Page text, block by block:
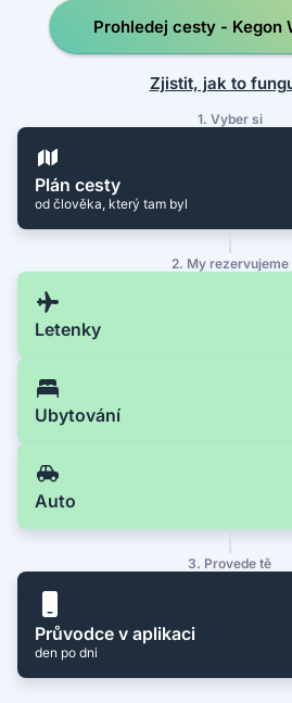
Prohledej cesty - Kegon
Zjistit, jak to
1. Vyber si
Plán cesty
od člověka, který tam byl
2. My rezervujeme
Letenky
Ubytování
Auto
3. Provede tě
Průvodce v aplikaci
den po dni